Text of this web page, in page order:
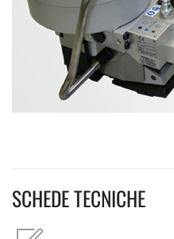
SCHEDE TECNICHE